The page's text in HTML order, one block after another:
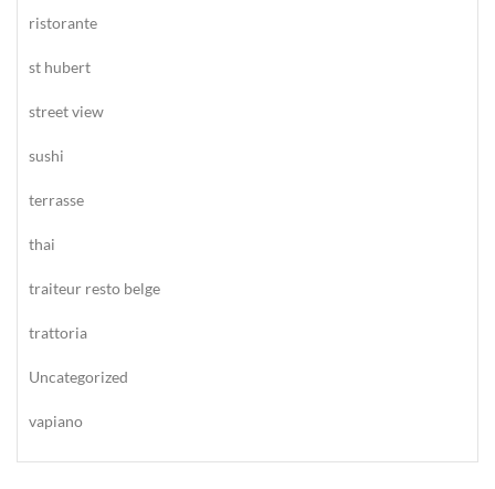
ristorante
st hubert
street view
sushi
terrasse
thai
traiteur resto belge
trattoria
Uncategorized
vapiano